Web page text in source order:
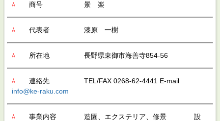
⁂商号 景 楽
⁂代表者 漆原 一樹
⁂所在地 長野県東御市海善寺854-56
⁂連絡先 TEL/FAX 0268-62-4441 E-mail
info@ke-raku.com
⁂事業内容 造園、エクステリア、修景 設